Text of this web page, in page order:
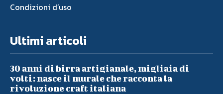
Condizioni d’uso
Ultimi articoli
30 anni di birra artigianale, migliaia di
volti: nasce il murale che racconta la
rivoluzione craft italiana